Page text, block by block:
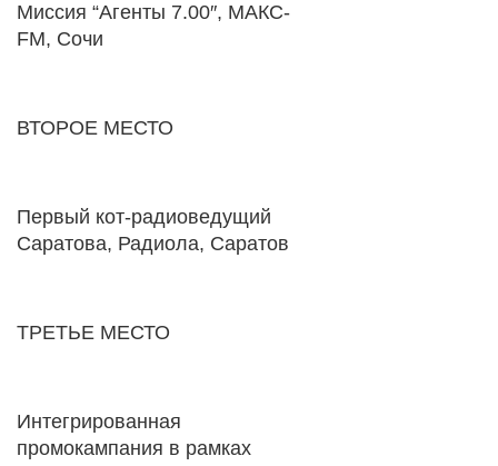
Миссия “Агенты 7.00″, МАКС-
FM, Сочи
ВТОРОЕ МЕСТО
Первый кот-радиоведущий
Саратова, Радиола, Саратов
ТРЕТЬЕ МЕСТО
Интегрированная
промокампания в рамках